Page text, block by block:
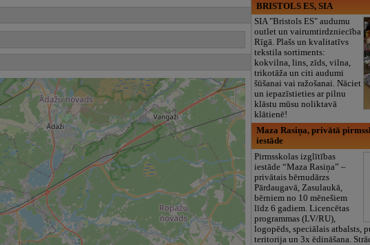
BRISTOLS ES, SIA
SIA "Bristols ES" audumu
outlet un vairumtirdzniecība
Rīgā. Plašs un kvalitatīvs
tekstila sortiments:
kokvilna, lins, zīds, vilna,
trikotāža un citi audumi
šūšanai vai ražošanai. Nāciet
un iepazīstieties ar pilnu
klāstu mūsu noliktavā
klātienē!
Maza Rasiņa, privātā
iestāde
Pirmsskolas izglītības
iestāde “Maza Rasiņa” –
privātais bērnudārzs
Pārdaugavā, Zasulaukā,
bērniem no 10 mēnešiem
līdz 6 gadiem. Licencētas
programmas (LV/RU),
logopēds, speciālais atbalsts,
teritorija un 3x ēdināšana.